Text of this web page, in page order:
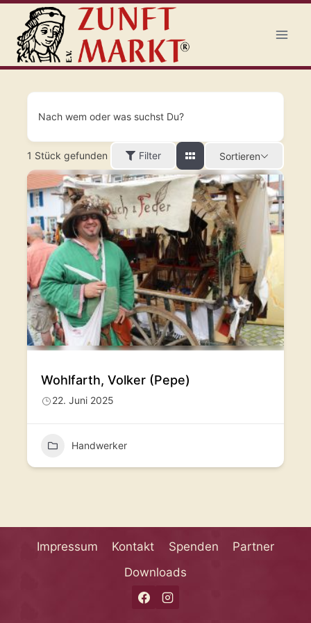
Inhalt
springen
Nach wem oder was suchst Du?
1 Stück gefunden Filter Sortieren
Wohlfarth, Volker (Pepe)
22. Juni 2025
Handwerker
Impressum Kontakt Spenden
Partner
Downloads